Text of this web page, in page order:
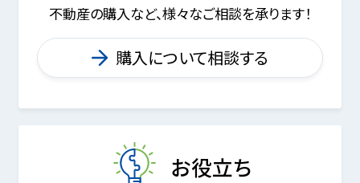
不動産の購入など、様々なご相談を承ります！
購入について相談する
お役立ち